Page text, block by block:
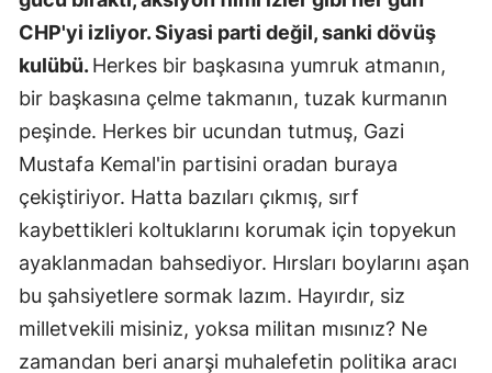
CHP'yi izliyor. Siyasi parti değil, sanki dövüş
kulübü.Herkes bir başkasına yumruk atmanın,
bir başkasına çelme takmanın, tuzak kurmanın
peşinde. Herkes bir ucundan tutmuş, Gazi
Mustafa Kemal'in partisini oradan buraya
çekiştiriyor. Hatta bazıları çıkmış, sırf
kaybettikleri koltuklarını korumak için topyekun
ayaklanmadan bahsediyor. Hırsları boylarını aşan
bu şahsiyetlere sormak lazım. Hayırdır, siz
milletvekili misiniz, yoksa militan mısınız? Ne
zamandan beri anarşi muhalefetin politika aracı